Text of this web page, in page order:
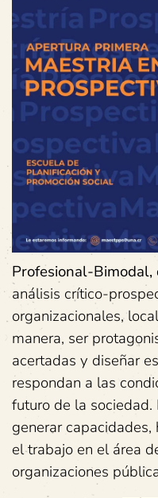
Profesional-Bimodal,
análisis crítico-
organizacionales,
manera, ser
acertadas y diseñar
respondan a las
futuro de la
generar
el trabajo en el área
organizaciones